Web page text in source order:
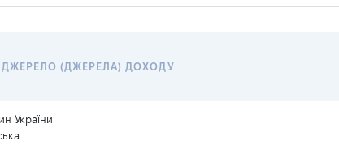
ДЖЕРЕЛО (ДЖЕРЕЛА) ДОХОДУ
України